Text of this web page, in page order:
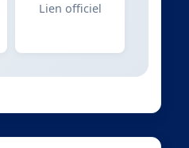
Lien officiel